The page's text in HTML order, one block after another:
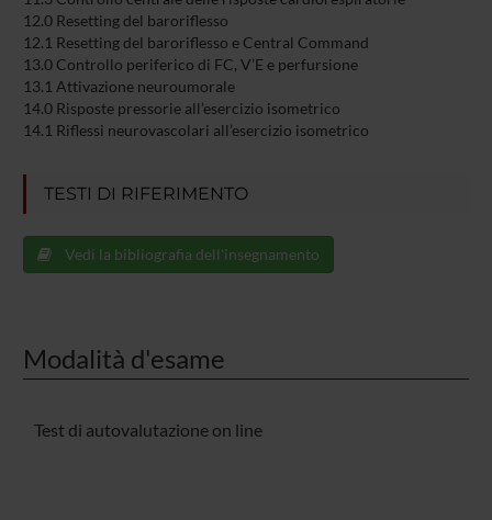
12.0 Resetting del baroriflesso
12.1 Resetting del baroriflesso e Central Command
13.0 Controllo periferico di FC, V’E e perfursione
13.1 Attivazione neuroumorale
14.0 Risposte pressorie all’esercizio isometrico
14.1 Riflessi neurovascolari all’esercizio isometrico
TESTI DI RIFERIMENTO
Vedi la bibliografia dell'insegnamento
Modalità d'esame
Test di autovalutazione on line